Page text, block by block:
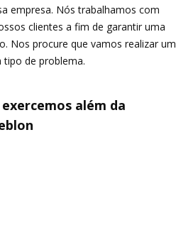
empresa. Nós trabalhamos com
clientes a fim de garantir uma
Nos procure que vamos realizar um
tipo de problema.
além da